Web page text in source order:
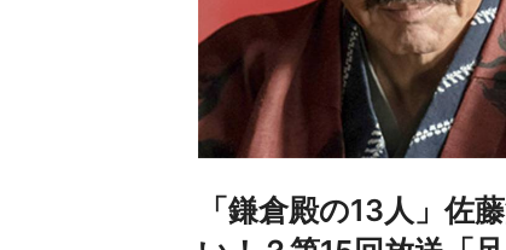
「鎌倉殿の13人」佐